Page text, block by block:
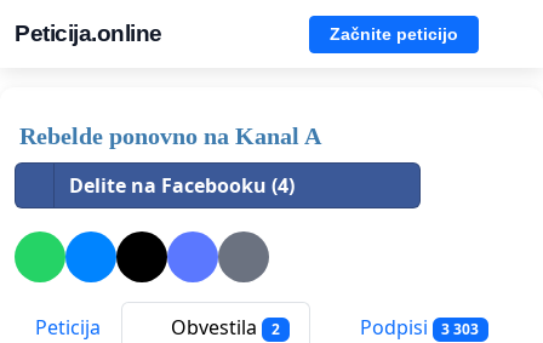
Peticija.online Začnite peticijo
Rebelde ponovno na Kanal A
Delite na Facebooku (4)
Peticija Obvestila 2 Podpisi 3 303